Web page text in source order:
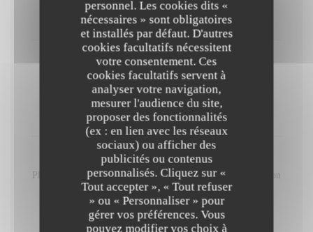
personnel. Les cookies dits «
nécessaires » sont obligatoires
et installés par défaut. D'autres
cookies facultatifs nécessitent
votre consentement. Ces
cookies facultatifs servent à
analyser votre navigation,
mesurer l'audience du site,
proposer des fonctionnalités
(ex : en lien avec les réseaux
sociaux) ou afficher des
publicités ou contenus
personnalisés. Cliquez sur «
Tout accepter », « Tout refuser
» ou « Personnaliser » pour
gérer vos préférences. Vous
pouvez modifier vos choix à
20,00 EUR
8 Pièces
Sashimi mixte
Emincé de thon rouge et saumon
28,00 EUR
12 Pièces
Grand plateau de sushis
Plateau de sushis à partager, créé à la minute selon l'inspiration
de notre maître Sushi - 30 pièces uniques
130,00 EUR